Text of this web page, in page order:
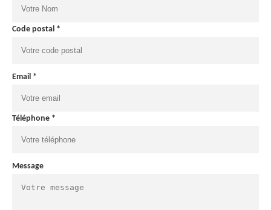
Code postal *
Email *
Téléphone *
Message